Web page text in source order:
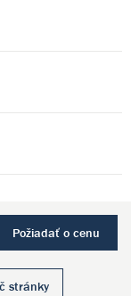
Požiadať o cenu
stránky